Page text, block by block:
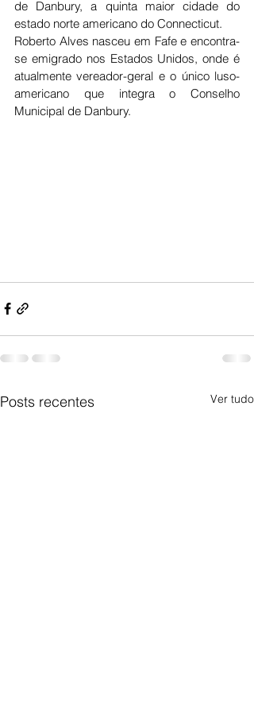
de Danbury, a quinta maior cidade do
estado norte americano do Connecticut.
Roberto Alves nasceu em Fafe e encontra-
se emigrado nos Estados Unidos, onde é
atualmente vereador-geral e o único luso-
americano que integra o Conselho
Municipal de Danbury.
Posts recentes Ver tudo